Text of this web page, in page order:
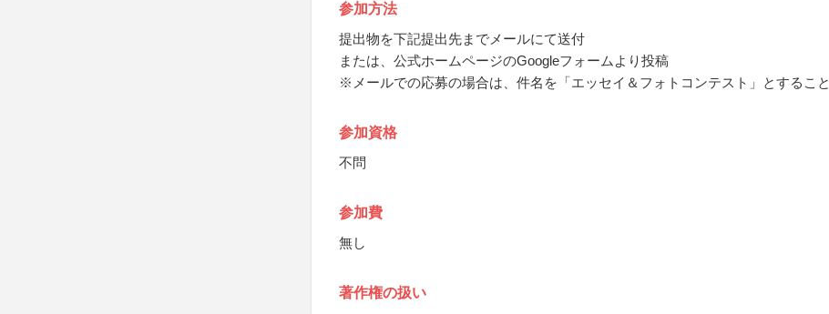
参加方法
提出物を下記提出先までメールにて送付
または、公式ホームページのGoogleフォームより投稿
※メールでの応募の場合は、件名を「エッセイ＆フォトコンテスト」とすること
参加資格
不問
参加費
無し
著作権の扱い